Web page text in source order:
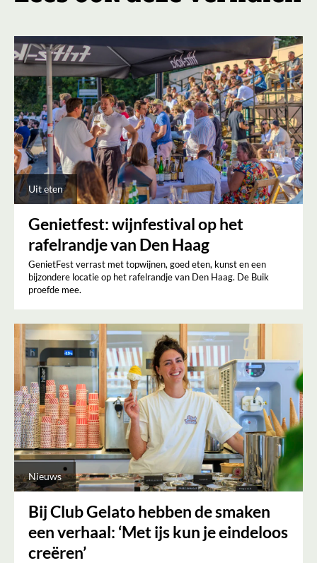
Uit eten
Genietfest: wijnfestival op het
rafelrandje van Den Haag
GenietFest verrast met topwijnen, goed eten, kunst en een
bijzondere locatie op het rafelrandje van Den Haag. De Buik
proefde mee.
Nieuws
Bij Club Gelato hebben de smaken
een verhaal: ‘Met ijs kun je eindeloos
creëren’